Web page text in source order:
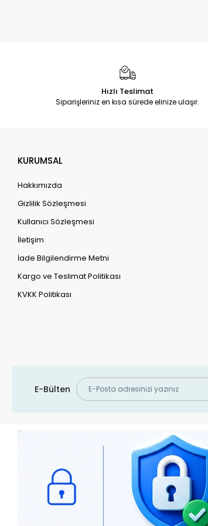
Hızlı Teslimat
Siparişleriniz en kısa sürede elinize ulaşır.
KURUMSAL
Hakkımızda
Gizlilik Sözleşmesi
Kullanıcı Sözleşmesi
İletişim
İade Bilgilendirme Metni
Kargo ve Teslimat Politikası
KVKK Politikası
E-Bülten